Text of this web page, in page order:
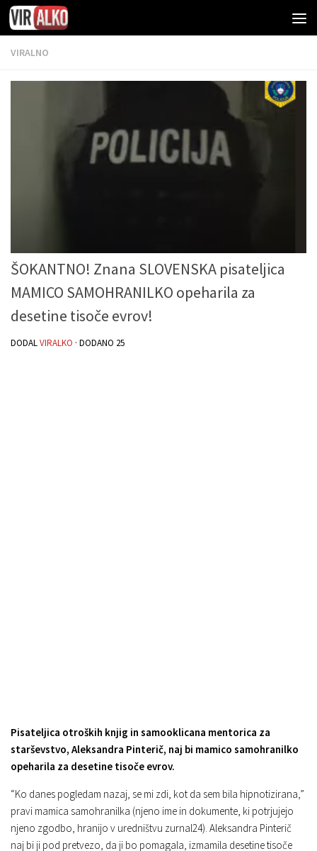
VIRALNO
ŠOKANTNO! Znana SLOVENSKA pisateljica
MAMICO SAMOHRANILKO opeharila za
desetine tisoče evrov!
DODALVIRALKO · DODANO 25
Pisateljica otroških knjig in samooklicana mentorica za
starševstvo, Aleksandra Pinterič, naj bi mamico samohranilko
opeharila za desetine tisoče evrov.
“Ko danes pogledam nazaj, se mi zdi, kot da sem bila hipnotizirana,”
pravi mamica samohranilka (njeno ime in dokumente, ki potrjujejo
njeno zgodbo, hranijo v uredništvu zurnal24). Aleksandra Pinterič
naj bi ji pod pretvezo, da ji bo pomagala, izmamila desetine tisoče